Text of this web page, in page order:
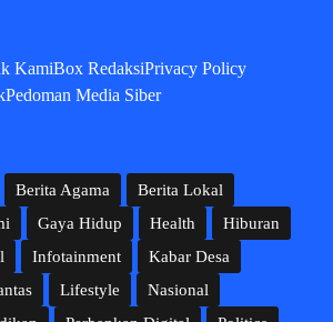
KamiBox RedaksiPrivacy Policy
Pedoman Media Siber
Berita Agama
Berita Lokal
Gaya Hidup Health
Hiburan
Infotainment
Kabar Desa
Lifestyle
Nasional